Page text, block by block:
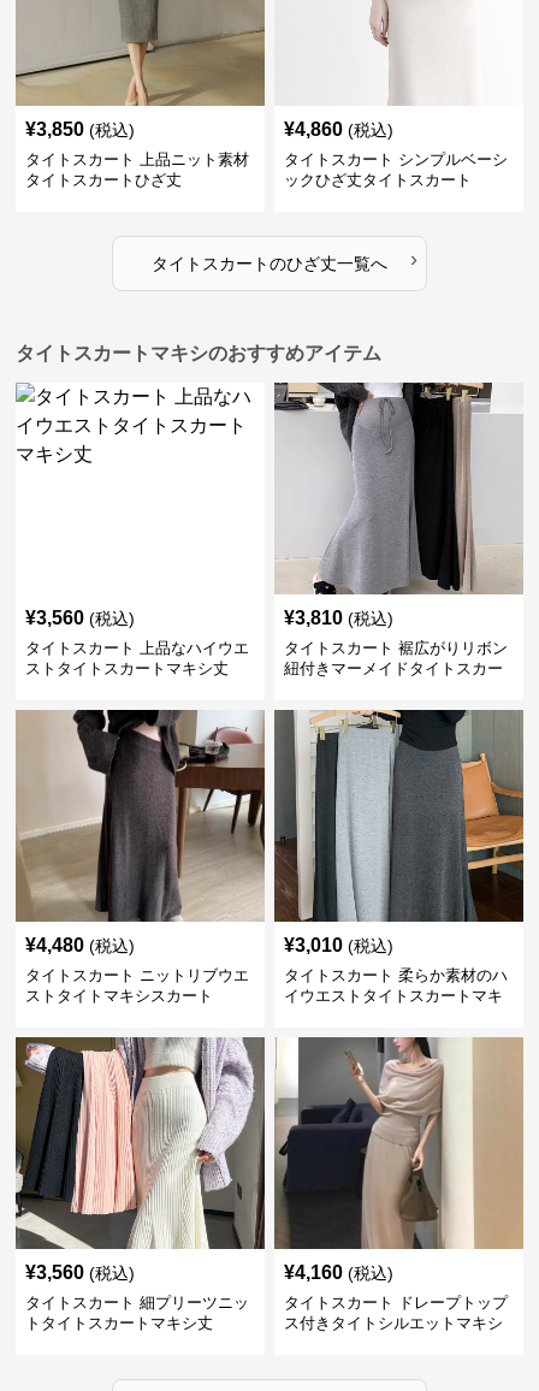
¥3,850 (税込)
タイトスカート 上品ニット素材
タイトスカートひざ丈
¥4,860 (税込)
タイトスカート シンプルベーシ
ックひざ丈タイトスカート
タイトスカートのひざ丈一覧へ ›
タイトスカートマキシのおすすめアイテム
¥3,560 (税込)
タイトスカート 上品なハイウエ
ストタイトスカートマキシ丈
¥3,810 (税込)
タイトスカート 裾広がりリボン
紐付きマーメイドタイトスカー
¥4,480 (税込)
タイトスカート ニットリブウエ
ストタイトマキシスカート
¥3,010 (税込)
タイトスカート 柔らか素材のハ
イウエストタイトスカートマキ
¥3,560 (税込)
タイトスカート 細プリーツニッ
トタイトスカートマキシ丈
¥4,160 (税込)
タイトスカート ドレープトップ
ス付きタイトシルエットマキシ